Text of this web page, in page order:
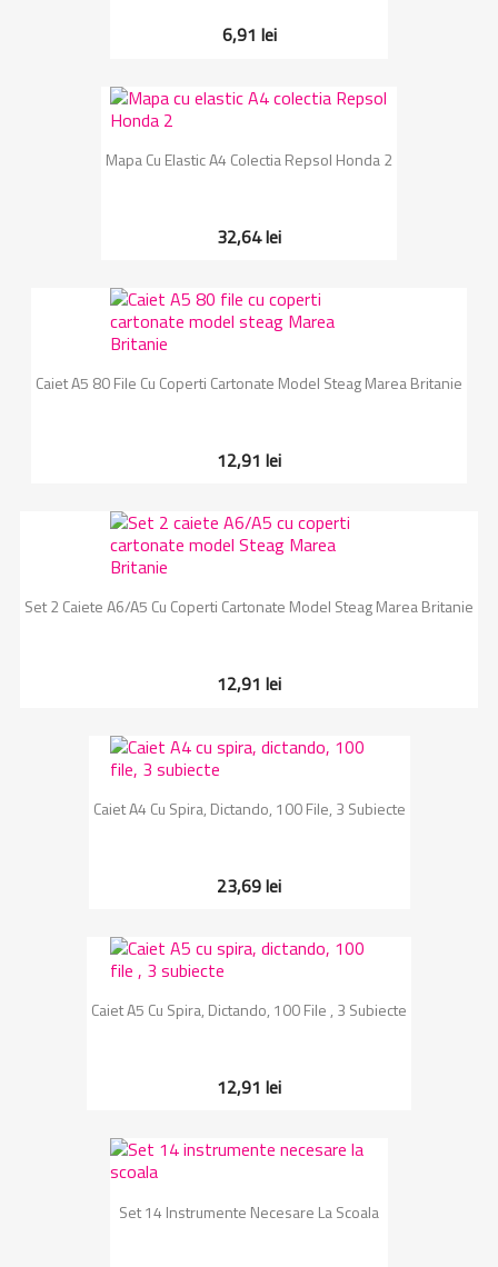
6,91 lei
Mapa Cu Elastic A4 Colectia Repsol Honda 2
32,64 lei
Caiet A5 80 File Cu Coperti Cartonate Model Steag Marea Britanie
12,91 lei
Set 2 Caiete A6/A5 Cu Coperti Cartonate Model Steag Marea Britanie
12,91 lei
Caiet A4 Cu Spira, Dictando, 100 File, 3 Subiecte
23,69 lei
Caiet A5 Cu Spira, Dictando, 100 File , 3 Subiecte
12,91 lei
Set 14 Instrumente Necesare La Scoala